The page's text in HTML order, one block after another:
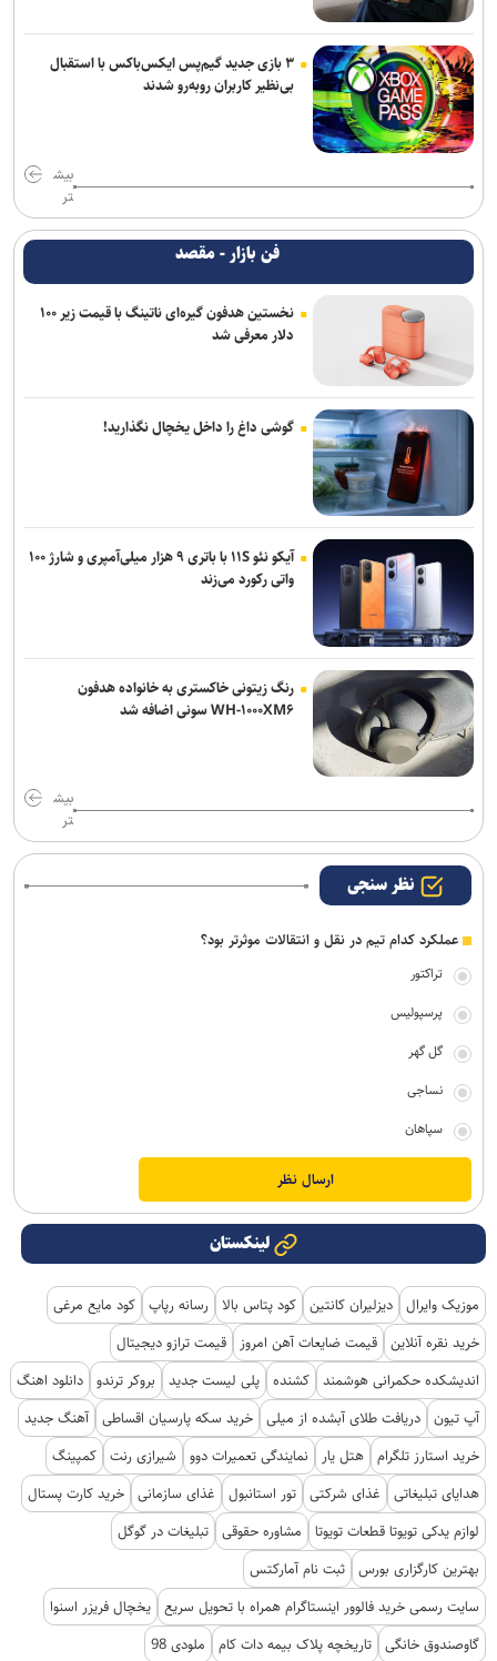
۳ بازی جدید گیم‌پس ایکس‌باکس با استقبال
بی‌نظیر کاربران روبه‌رو شدند
بیش
تر
فن بازار - مقصد
نخستین هدفون گیره‌ای ناتینگ با قیمت زیر ۱۰۰
دلار معرفی شد
گوشی داغ را داخل یخچال نگذارید!
آیکو نئو ۱۱S با باتری ۹ هزار میلی‌آمپری و شارژ ۱۰۰
واتی رکورد می‌زند
رنگ زیتونی خاکستری به خانواده هدفون
WH-۱۰۰۰XM۶ سونی اضافه شد
بیش
تر
نظر سنجی
عملکرد کدام تیم در نقل و انتقالات موثرتر بود؟
تراکتور
پرسپولیس
گل گهر
نساجی
سپاهان
لینکستان
موزیک وایرال دیزلیران کانتین کود پتاس بالا رسانه رپاپ کود مایع مرغی
خرید نقره آنلاین قیمت ضایعات آهن امروز
قیمت ترازو دیجیتال
اندیشکده حکمرانی هوشمند کشنده پلی لیست جدید بروکر ترندو دانلود اهنگ
آپ تیون دریافت طلای آبشده از میلی خرید سکه پارسیان اقساطی آهنگ جدید
خرید استارز تلگرام هتل یار نمایندگی تعمیرات دوو شیرازی رنت کمپینگ
هدایای تبلیغاتی
غذای شرکتی تور استانبول غذای سازمانی خرید کارت پستال
لوازم یدکی تویوتا قطعات تویوتا
مشاوره حقوقی تبلیغات در گوگل
بهترین کارگزاری بورس ثبت نام آمارکتس
سایت رسمی خرید فالوور اینستاگرام همراه با تحویل سریع یخچال فریزر اسنوا
گاوصندوق خانگی تاریخچه پلاک بیمه دات کام ملودی 98